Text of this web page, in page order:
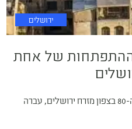
ירושלים
ההתפתחות של אחת
שכונת פסגת זאב, שהוקמה בשנות ה-80 בצפון מזרח ירושלים, עברה